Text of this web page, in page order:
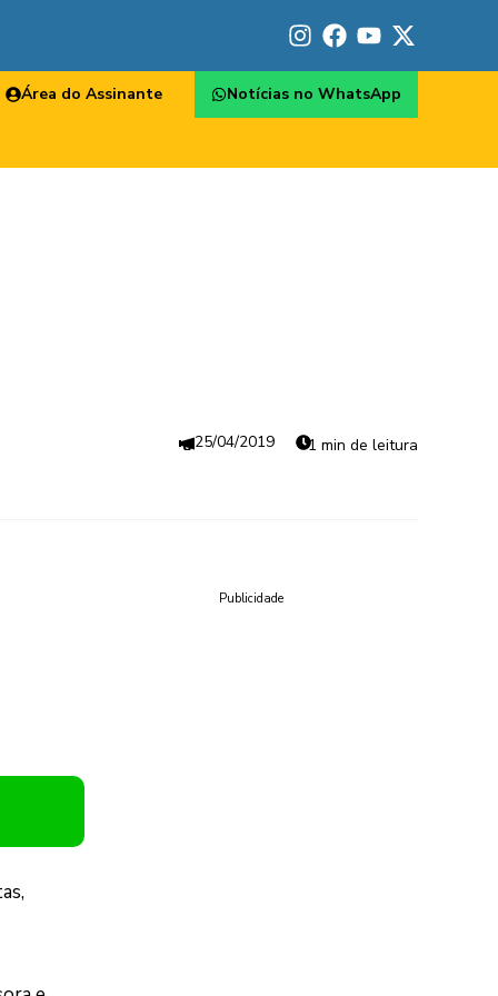
Área do Assinante Notícias no WhatsApp
25/04/2019 1 min de leitura
Publicidade